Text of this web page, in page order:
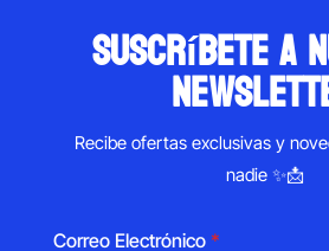
suscríbete a
Recibe ofertas exclusivas y
nadie ✨📩
Correo Electrónico *